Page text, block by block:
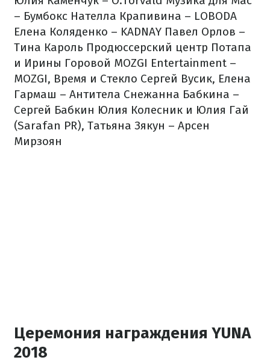
– Бумбокс Нателла Крапивина – LOBODA
Елена Коляденко – KADNAY Павел Орлов –
Тина Кароль Продюссерский центр Потапа
и Ирины Горовой MOZGI Entertainment –
MOZGI, Время и Стекло Сергей Вусик, Елена
Гармаш – Антитела Снежанна Бабкина –
Сергей Бабкин Юлия Колесник и Юлия Гай
(Sarafan PR), Татьяна Зякун – Арсен
Мирзоян
Церемония награждения YUNA
2018